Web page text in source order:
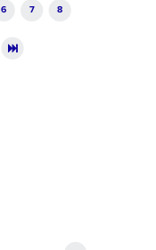
6 7 8